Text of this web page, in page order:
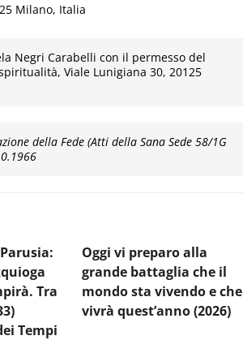
Milano, Italia
Negri Carabelli con il permesso del
spiritualità, Viale Lunigiana 30, 20125
della Fede (Atti della Sana Sede 58/1G
Tra
Tempi
Oggi vi preparo alla
grande battaglia che il
mondo sta vivendo e che
vivrà quest’anno (2026)